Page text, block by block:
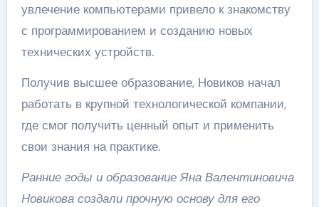
увлечение компьютерами привело к знакомству
с программированием и созданию новых
технических устройств.
Получив высшее образование, Новиков начал
работать в крупной технологической компании,
где смог получить ценный опыт и применить
свои знания на практике.
Ранние годы и образование Яна Валентиновича
Новикова создали прочную основу для его